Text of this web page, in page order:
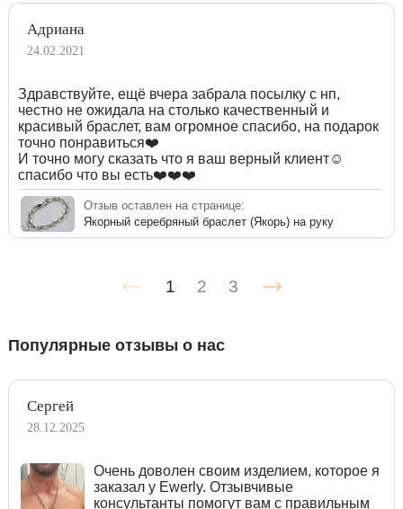
Адриана
24.02.2021
Здравствуйте, ещё вчера забрала посылку с нп,
честно не ожидала на столько качественный и
красивый браслет, вам огромное спасибо, на подарок
точно понравиться❤️
И точно могу сказать что я ваш верный клиент☺️
спасибо что вы есть❤️❤️❤️
Отзыв оставлен на странице:
Якорный серебряный браслет (Якорь) на руку
1 2 3
Популярные отзывы о нас
Сергей
28.12.2025
Очень доволен своим изделием, которое я
заказал у Ewerly. Отзывчивые
консультанты помогут вам с правильным